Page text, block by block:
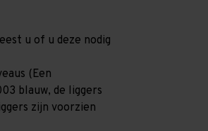
u of u deze nodig
(Een
blauw, de liggers
zijn voorzien